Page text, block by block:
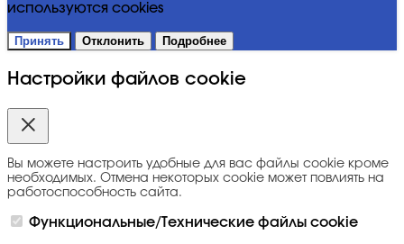
используются cookies
Принять Отклонить Подробнее
Настройки файлов cookie
Вы можете настроить удобные для вас файлы cookie кроме
необходимых. Отмена некоторых cookie может повлиять на
работоспособность сайта.
Функциональные/Технические файлы cookie